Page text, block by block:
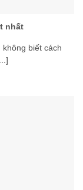
nhất
biết cách